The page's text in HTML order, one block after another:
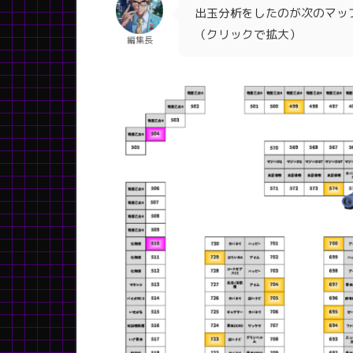
編集長
出玉分析をしたのが次のマッ
（クリックで拡大）